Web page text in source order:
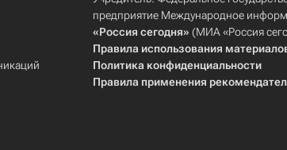
предприятие Международное
«Россия сегодня» (МИА «Россия
Правила использования
Политика конфиденциальности
Правила применения